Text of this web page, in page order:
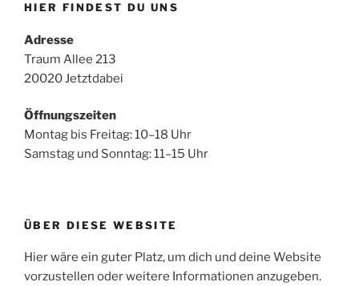
HIER FINDEST DU UNS
Adresse
Traum Allee 213
20020 Jetztdabei
Öffnungszeiten
Montag bis Freitag: 10–18 Uhr
Samstag und Sonntag: 11–15 Uhr
ÜBER DIESE WEBSITE
Hier wäre ein guter Platz, um dich und deine Website
vorzustellen oder weitere Informationen anzugeben.